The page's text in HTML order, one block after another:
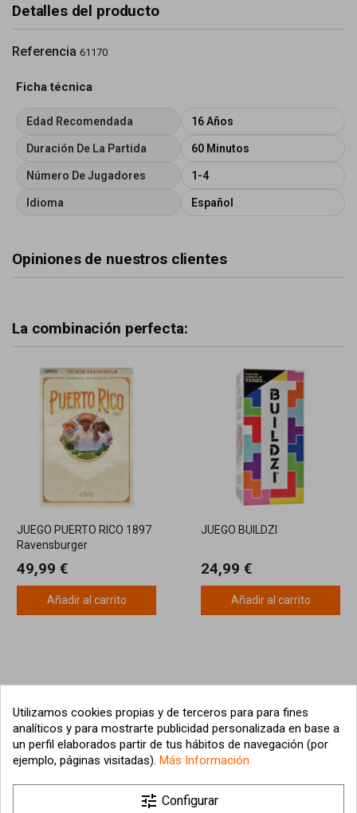
Detalles del producto
Referencia 61170
Ficha técnica
Edad Recomendada 16 Años
Duración De La Partida 60 Minutos
Número De Jugadores 1-4
Idioma Español
Opiniones de nuestros clientes
La combinación perfecta:
JUEGO PUERTO RICO 1897
Ravensburger
49,99 €
Añadir al carrito
JUEGO BUILDZI
24,99 €
Añadir al carrito
Utilizamos cookies propias y de terceros para para fines
analíticos y para mostrarte publicidad personalizada en base a
un perfil elaborados partir de tus hábitos de navegación (por
ejemplo, páginas visitadas). Más Información
tune Configurar